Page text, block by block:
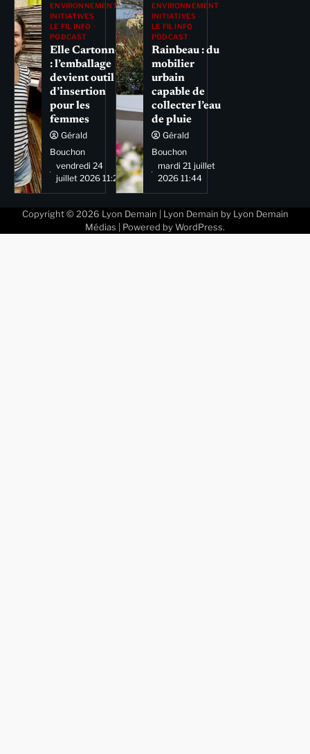
ENVIRONNEMENT
INITIATIVES
LE FIL INFO
PODCAST
Elle Cartonne
: l’emballage
devient outil
d’insertion
pour les
femmes
Gérald
Bouchon
vendredi 24
juillet 2026 11:29
ENVIRONNEMENT
INITIATIVES
LE FIL INFO
PODCAST
Rainbeau : du
mobilier
urbain
capable de
collecter l’eau
de pluie
Gérald
Bouchon
mardi 21 juillet
2026 11:44
Copyright © 2026 Lyon Demain | Lyon Demain by Lyon Demain
Médias | Powered by WordPress.